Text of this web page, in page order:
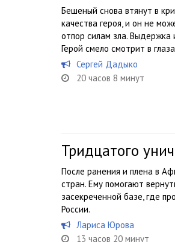
Бешеный снова втянут в
качества героя, и он не
отпор силам зла. Выдержка
Герой смело смотрит в
Сергей Дадыко
20 часов 8 минут
Тридцатого
После ранения и плена в
стран. Ему помогают
засекреченной базе, где
России.
Лариса Юрова
13 часов 20 минут